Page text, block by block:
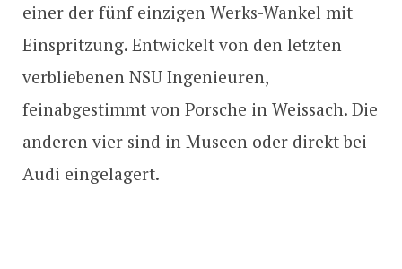
einer der fünf einzigen Werks-Wankel mit
Einspritzung. Entwickelt von den letzten
verbliebenen NSU Ingenieuren,
feinabgestimmt von Porsche in Weissach. Die
anderen vier sind in Museen oder direkt bei
Audi eingelagert.